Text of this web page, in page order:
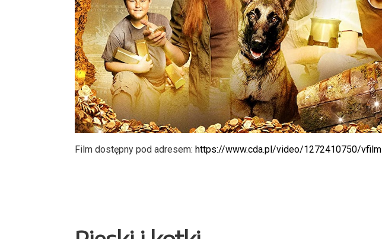
Film dostępny pod adresem: https://www.cda.pl/video/1272410750/vfilm